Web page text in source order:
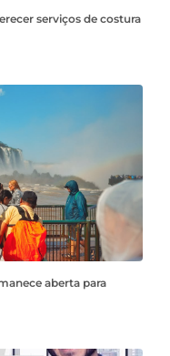
serviços de costura
aberta para